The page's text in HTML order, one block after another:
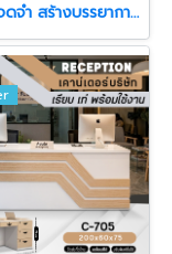
ลุ่มลึก น่าจดจำ สร้างบรรยากาศให้พื้นที่ดูมีตัวตน